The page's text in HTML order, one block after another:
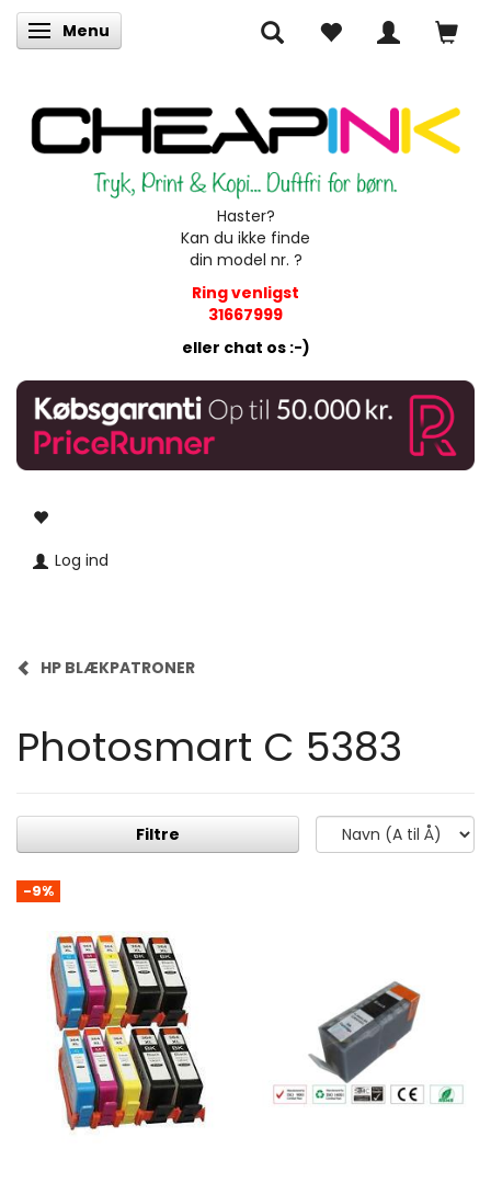
Skifte navigation
Menu
Haster?
Kan du ikke finde
din model nr. ?
Ring venligst
31667999
eller chat os :-)
Log ind
HP BLÆKPATRONER
Photosmart C 5383
Filtre
-9%